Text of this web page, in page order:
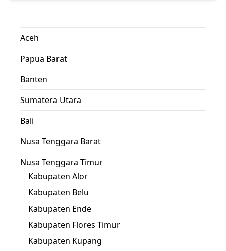
Aceh
Papua Barat
Banten
Sumatera Utara
Bali
Nusa Tenggara Barat
Nusa Tenggara Timur
Kabupaten Alor
Kabupaten Belu
Kabupaten Ende
Kabupaten Flores Timur
Kabupaten Kupang